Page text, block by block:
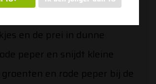
en de prei in dunne
peper en snijdt kleine
en rode peper bij de